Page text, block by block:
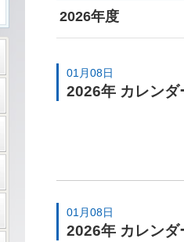
2026年度
01月08日
2026年 カレンダ
01月08日
2026年 カレンダ